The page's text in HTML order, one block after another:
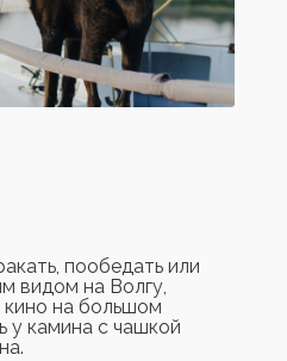
пообедать или
видом на Волгу,
на большом
у камина с чашкой